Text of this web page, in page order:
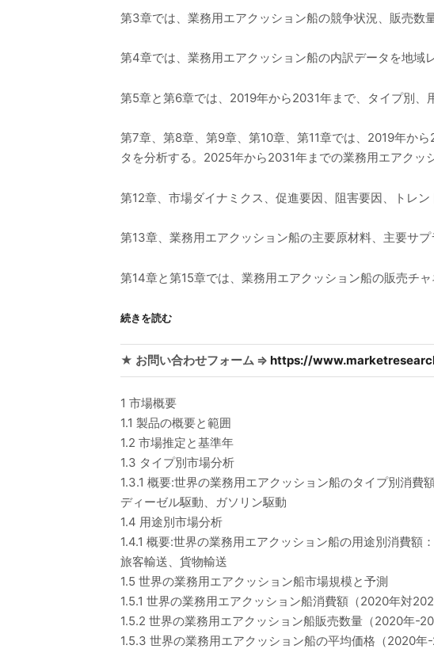
第3章では、業務用エアクッション船の競争状況、販売数
第4章では、業務用エアクッション船の内訳データを地域
第5章と第6章では、2019年から2031年まで、タイプ別、
第7章、第8章、第9章、第10章、第11章では、2019年か
タを分析する。2025年から2031年までの業務用エアクッ
第12章、市場ダイナミクス、促進要因、阻害要因、トレン
第13章、業務用エアクッション船の主要原材料、主要サプ
第14章と第15章では、業務用エアクッション船の販売チ
続きを読む
★ お問い合わせフォーム ⇒ https://
1 市場概要
1.1 製品の概要と範囲
1.2 市場推定と基準年
1.3 タイプ別市場分析
1.3.1 概要:世界の業務用エアクッション船のタイプ別消
ディーゼル駆動、ガソリン駆動
1.4 用途別市場分析
1.4.1 概要:世界の業務用エアクッション船の用途別消費
旅客輸送、貨物輸送
1.5 世界の業務用エアクッション船市場規模と予測
1.5.1 世界の業務用エアクッション船消費額（2020年対
1.5.2 世界の業務用エアクッション船販売数量（2020年-
1.5.3 世界の業務用エアクッション船の平均価格（2020年-